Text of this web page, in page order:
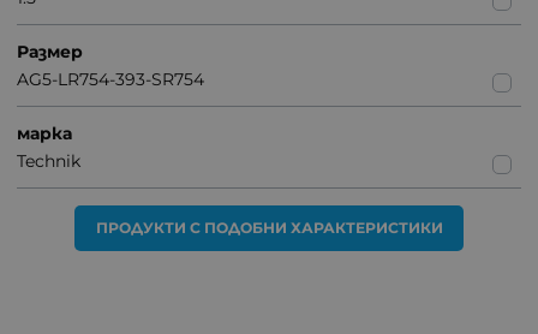
Размер
AG5-LR754-393-SR754
марка
Technik
ПРОДУКТИ С ПОДОБНИ ХАРАКТЕРИСТИКИ